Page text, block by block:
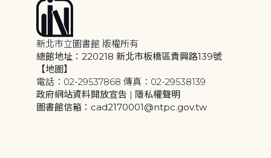
新北市立圖書館 版權所有
總館地址：220218 新北市板橋區貴興路139號
【地圖】
電話：02-29537868 傳真：02-29538139
政府網站資料開放宣告 | 隱私權聲明
圖書館信箱：cad2170001@ntpc.gov.tw